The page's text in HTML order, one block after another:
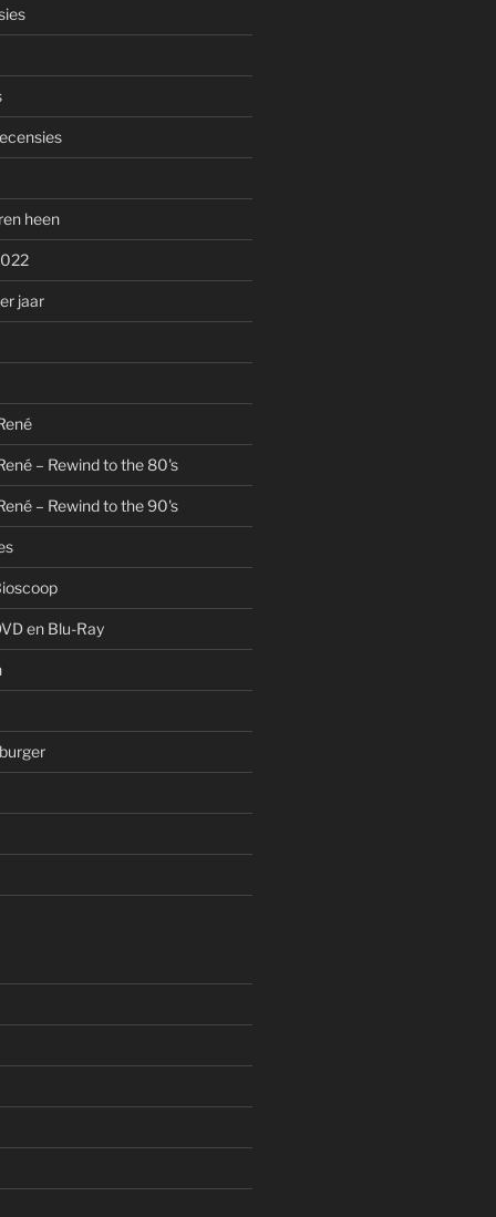
heen
jaar
– Rewind to the 80's
– Rewind to the 90's
en Blu-Ray